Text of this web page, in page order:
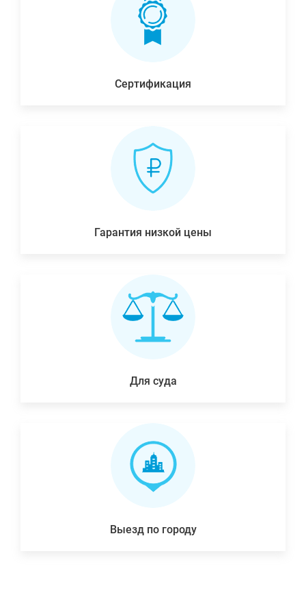
Сертификация
Гарантия низкой цены
Для суда
Выезд по городу